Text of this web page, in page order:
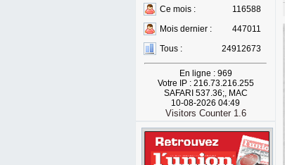
Ce mois :
116588
Mois dernier :
447011
Tous :
24912673
En ligne : 969
Votre IP : 216.73.216.255
SAFARI 537.36;, MAC
10-08-2026 04:49
Visitors Counter 1.6